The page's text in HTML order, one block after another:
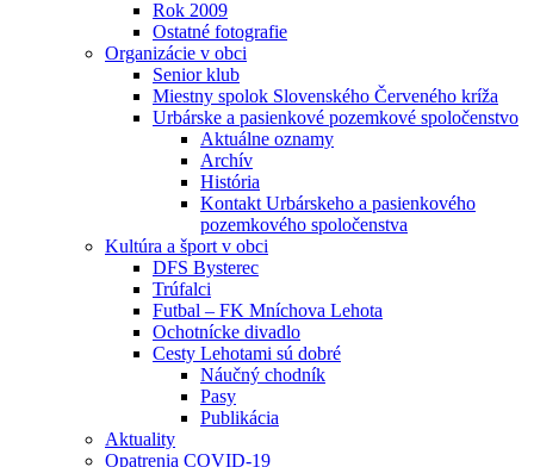
Rok 2009
Ostatné fotografie
Organizácie v obci
Senior klub
Miestny spolok Slovenského Červeného kríža
Urbárske a pasienkové pozemkové spoločenstvo
Aktuálne oznamy
Archív
História
Kontakt Urbárskeho a pasienkového
pozemkového spoločenstva
Kultúra a šport v obci
DFS Bysterec
Trúfalci
Futbal – FK Mníchova Lehota
Ochotnícke divadlo
Cesty Lehotami sú dobré
Náučný chodník
Pasy
Publikácia
Aktuality
Opatrenia COVID-19